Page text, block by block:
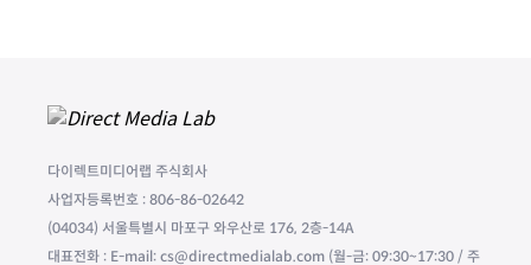
다이렉트미디어랩 주식회사
사업자등록번호 : 806-86-02642
(04034) 서울특별시 마포구 와우산로 176, 2층-14A
대표전화 : E-mail: cs@directmedialab.com (월-금: 09:30~17:30 / 주